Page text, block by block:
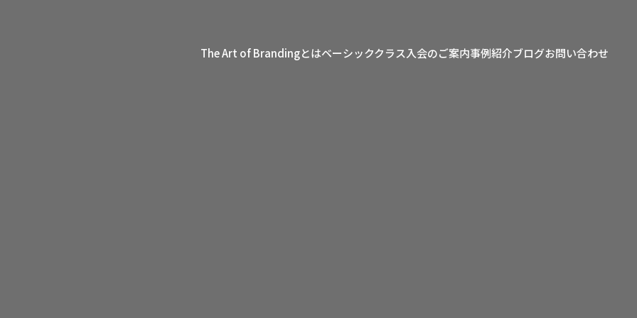
The Art of Brandingとはベーシッククラス入会のご案内事例紹介ブログお問い合わせ